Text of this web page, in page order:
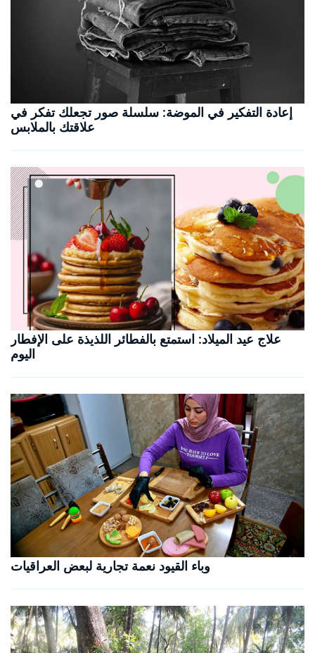
إعادة التفكير في الموضة: سلسلة صور تجعلك تفكر في
علاقتك بالملابس
علاج عيد الميلاد: استمتع بالفطائر اللذيذة على الإفطار
اليوم
وباء القيود نعمة تجارية لبعض العراقيات